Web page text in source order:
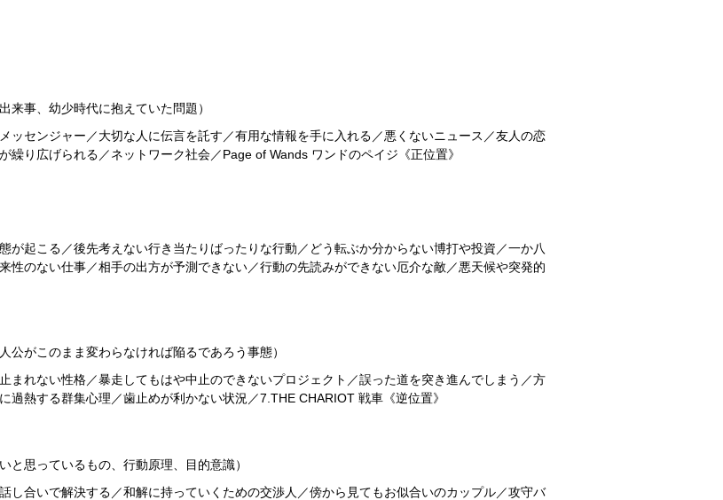
来事、幼少時代に抱えていた問題）
ッセンジャー／大切な人に伝言を託す／有用な情報を手に入れる／悪くないニュース／友人の恋
り広げられる／ネットワーク社会／Page of Wands ワンドのペイジ《正位置》
が起こる／後先考えない行き当たりばったりな行動／どう転ぶか分からない博打や投資／一か八
性のない仕事／相手の出方が予測できない／行動の先読みができない厄介な敵／悪天候や突発的
公がこのまま変わらなければ陥るであろう事態）
まれない性格／暴走してもはや中止のできないプロジェクト／誤った道を突き進んでしまう／方
熱する群集心理／歯止めが利かない状況／7.THE CHARIOT 戦車《逆位置》
と思っているもの、行動原理、目的意識）
し合いで解決する／和解に持っていくための交渉人／傍から見てもお似合いのカップル／攻守バ